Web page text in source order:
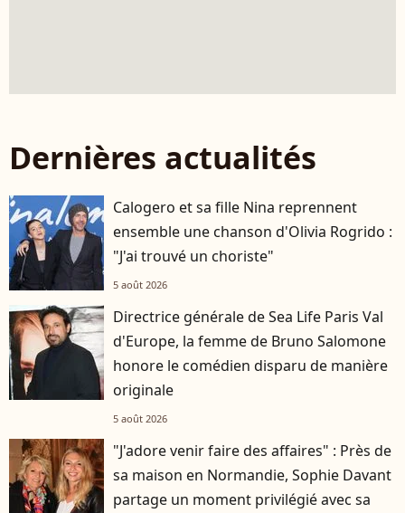
Dernières actualités
Calogero et sa fille Nina reprennent
ensemble une chanson d'Olivia Rogrido :
"J'ai trouvé un choriste"
5 août 2026
Directrice générale de Sea Life Paris Val
d'Europe, la femme de Bruno Salomone
honore le comédien disparu de manière
originale
5 août 2026
"J'adore venir faire des affaires" : Près de
sa maison en Normandie, Sophie Davant
partage un moment privilégié avec sa